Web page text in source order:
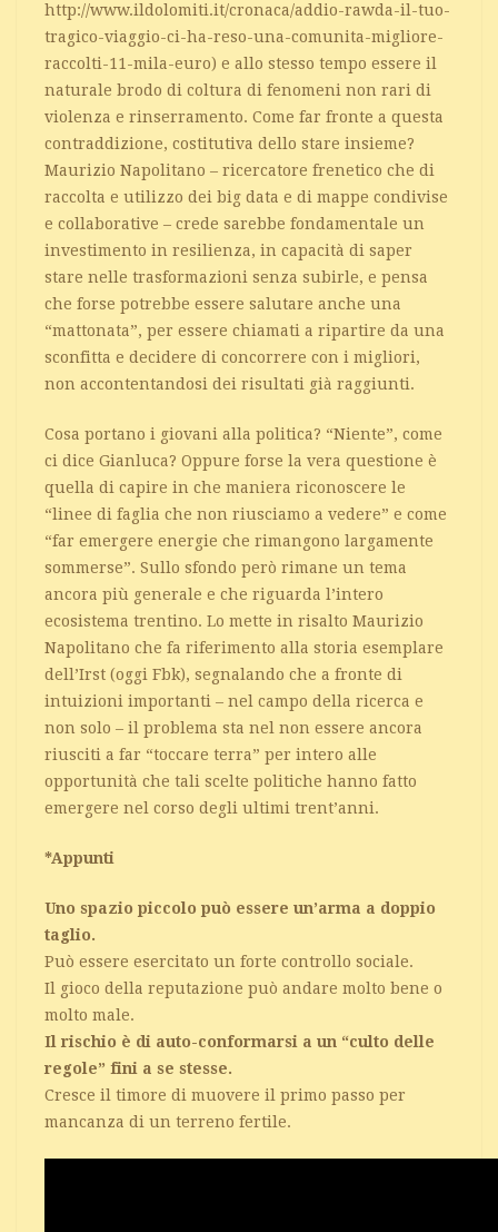
http://www.ildolomiti.it/cronaca/addio-rawda-il-tuo-
tragico-viaggio-ci-ha-reso-una-comunita-migliore-
raccolti-11-mila-euro) e allo stesso tempo essere il
naturale brodo di coltura di fenomeni non rari di
violenza e rinserramento. Come far fronte a questa
contraddizione, costitutiva dello stare insieme?
Maurizio Napolitano – ricercatore frenetico che di
raccolta e utilizzo dei big data e di mappe condivise
e collaborative – crede sarebbe fondamentale un
investimento in resilienza, in capacità di saper
stare nelle trasformazioni senza subirle, e pensa
che forse potrebbe essere salutare anche una
“mattonata”, per essere chiamati a ripartire da una
sconfitta e decidere di concorrere con i migliori,
non accontentandosi dei risultati già raggiunti.
Cosa portano i giovani alla politica? “Niente”, come
ci dice Gianluca? Oppure forse la vera questione è
quella di capire in che maniera riconoscere le
“linee di faglia che non riusciamo a vedere” e come
“far emergere energie che rimangono largamente
sommerse”. Sullo sfondo però rimane un tema
ancora più generale e che riguarda l’intero
ecosistema trentino. Lo mette in risalto Maurizio
Napolitano che fa riferimento alla storia esemplare
dell’Irst (oggi Fbk), segnalando che a fronte di
intuizioni importanti – nel campo della ricerca e
non solo – il problema sta nel non essere ancora
riusciti a far “toccare terra” per intero alle
opportunità che tali scelte politiche hanno fatto
emergere nel corso degli ultimi trent’anni.
*Appunti
Uno spazio piccolo può essere un’arma a doppio
taglio.
Può essere esercitato un forte controllo sociale.
Il gioco della reputazione può andare molto bene o
molto male.
Il rischio è di auto-conformarsi a un “culto delle
regole” fini a se stesse.
Cresce il timore di muovere il primo passo per
mancanza di un terreno fertile.